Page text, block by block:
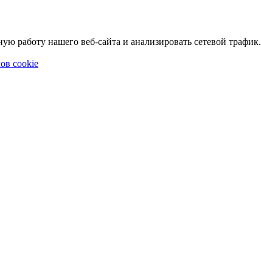
работу нашего веб-сайта и анализировать сетевой трафик.
cookie